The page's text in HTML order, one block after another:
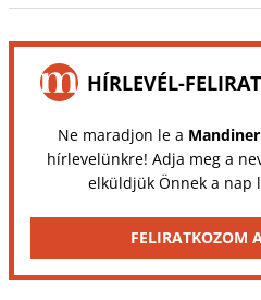
HÍRLEVÉL-
Ne maradjon le a Mandiner
hírlevelünkre! Adja meg a
elküldjük Önnek a nap
FELIRATKOZOM